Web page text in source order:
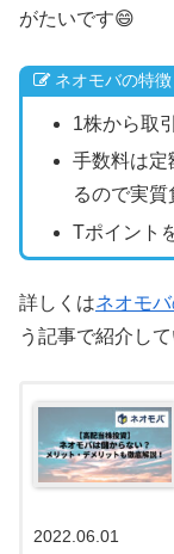
がたいです😄
ネオモバの特
1株から取
手数料は定
るので実
Tポイント
詳しくはネオモ
う記事で紹介し
2022.06.01